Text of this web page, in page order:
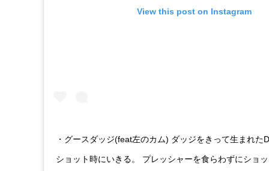
View this post on Instagram
・グースダッジ(feat左のカム) ダッジをきって生まれた
ショット時にいきる。 プレッシャーを食らわずにショ